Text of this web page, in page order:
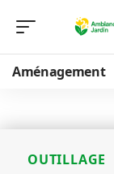
Aménagement
OUTILLAGE